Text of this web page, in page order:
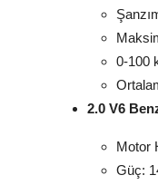
0-100
2.0 V6
Motor
Güç: